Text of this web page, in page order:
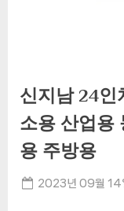
신지남 24인
소용 산업용
용 주방용
Posted
2023년 09월 14